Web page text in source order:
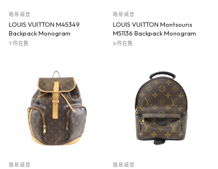
路易威登
LOUIS VUITTON M45349
Backpack Monogram
7 件在售
路易威登
LOUIS VUITTON Montsouris
M51136 Backpack Monogram
6 件在售
路易威登 路易威登